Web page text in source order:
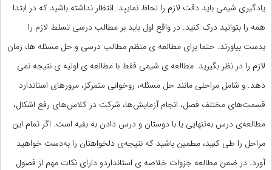
یادگیری شیمی باید دقت لازم را لحاظ نمایید. انتظار نداشته باشید که در ابتدا
همه را بتوانید درک کنید. در واقع اول باید بر مطالب درسی تسلط لازم را
بدست بیاورند. حتما برای مطالعه ی منظم مطالب درسی و حل مسئله ها، زمان
لازم را در نظر بگیرید. مطالعه ی شیمی فقط با مطالعه ی اولیه ی نتیجه نمی
دهد. و شامل مراحلی مانند حل مسئله، روخوانی متمرکز، مرورهای استاندارد
قسمت‌های مختلف فصل، انجام آزمایش‌‌ها، شرکت در کلاس‌های رفع اشکال،
مطالعه‌ی درس به‌تنهایی یا با دوستان و درس دادن به بقیه است. اگر تمام این
مراحل را طی کنید، مطمین باشید که نتیجه‌ی دلخواهتان را به‌دست خواهید
آورد. در ضمن مطالعه جزوات خلاصه ی استانداردو دارای نکات مهم از فصول